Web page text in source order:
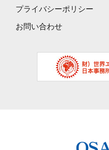
プライバシーポリシー
お問い合わせ